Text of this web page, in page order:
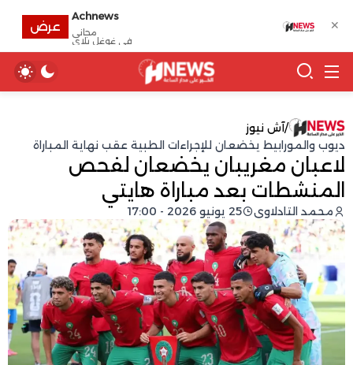
/آش نيوز
ديوب والمورابيط يخضعان للإجراءات الطبية عقب نهاية المباراة
لاعبان مغريبان يخضعان لفحص
المنشطات بعد مباراة هايتي
محمد التادلاوي 25 يونيو 2026 - 17:00
✕
Achnews
مجانى
في غوغل بلاي
عرض